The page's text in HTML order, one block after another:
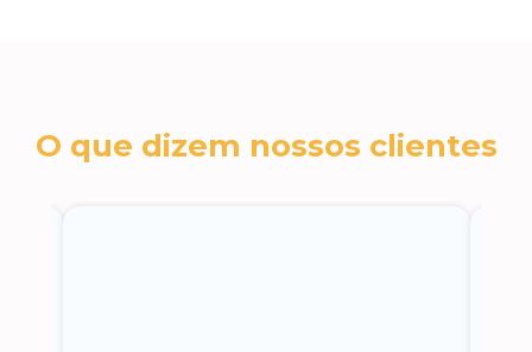
O que dizem nossos clientes